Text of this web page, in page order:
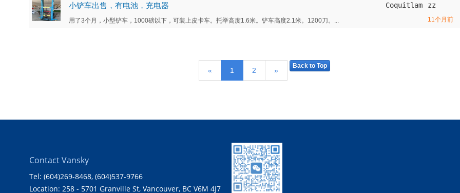
小铲车出售，有电池，充电器
用了3个月，小型铲车，1000磅以下，可装上皮卡车。托举高度1.6米。铲车高度2.1米。1200刀。...
Coquitlam zz
11个月前
« 1 2 »
Back to Top
Contact Vansky
Tel: (604)269-8468, (604)537-9766
Location: 258 - 5701 Granville St, Vancouver, BC V6M 4J7